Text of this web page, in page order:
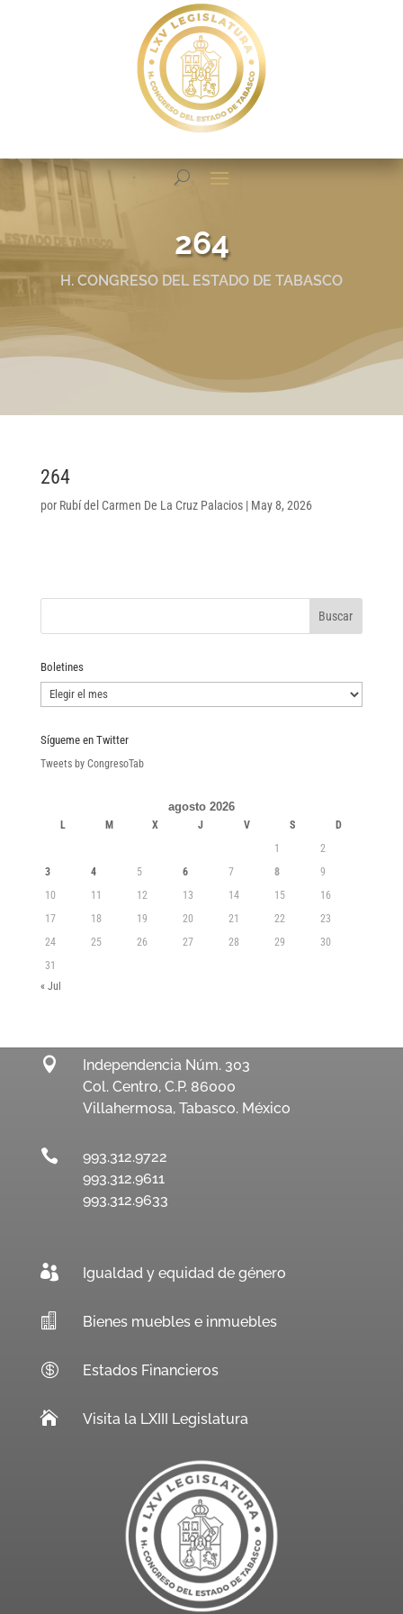
264
H. CONGRESO DEL ESTADO DE TABASCO
264
por Rubí del Carmen De La Cruz Palacios| May 8, 2026
Boletines
Boletines
Sígueme en Twitter
Tweets by CongresoTab
agosto 2026
L M X J V S
D
1
2
3
4 5 6 7 8
9
10
11 12 13 14 15
16
17
18 19 20 21 22
23
24
25 26 27 28 29
30
31
« Jul

Independencia Núm. 303
Col. Centro, C.P. 86000
Villahermosa, Tabasco. México

993.312.9722
993.312.9611
993.312.9633
 Igualdad y equidad de género
 Bienes muebles e inmuebles
 Estados Financieros
 Visita la LXIII Legislatura